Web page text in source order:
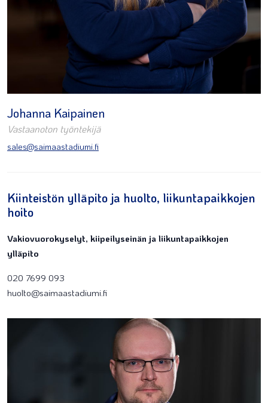
Johanna Kaipainen
Vastaanoton työntekijä
sales@saimaastadiumi.fi
Kiinteistön ylläpito ja huolto, liikuntapaikkojen
hoito
Vakiovuorokyselyt, kiipeilyseinän ja liikuntapaikkojen
ylläpito
020 7699 093
huolto@saimaastadiumi.fi